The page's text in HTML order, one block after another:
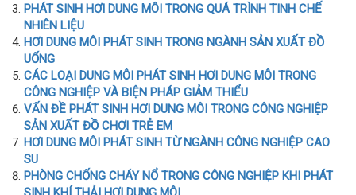
PHÁT SINH HƠI DUNG MÔI TRONG QUÁ TRÌNH TINH CHẾ
NHIÊN LIỆU
HƠI DUNG MÔI PHÁT SINH TRONG NGÀNH SẢN XUẤT ĐỒ
UỐNG
CÁC LOẠI DUNG MÔI PHÁT SINH HƠI DUNG MÔI TRONG
CÔNG NGHIỆP VÀ BIỆN PHÁP GIẢM THIỂU
VẤN ĐỀ PHÁT SINH HƠI DUNG MÔI TRONG CÔNG NGHIỆP
SẢN XUẤT ĐỒ CHƠI TRẺ EM
HƠI DUNG MÔI PHÁT SINH TỪ NGÀNH CÔNG NGHIỆP CAO
SU
PHÒNG CHỐNG CHÁY NỔ TRONG CÔNG NGHIỆP KHI PHÁT